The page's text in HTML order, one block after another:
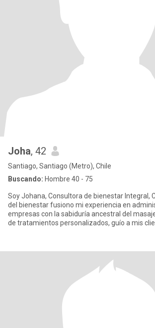
Joha, 42
Santiago, Santiago (Metro), Chile
Buscando: Hombre 40 - 75
Soy Johana, Consultora de bienestar Integral, Como arquitecta
del bienestar fusiono mi experiencia en administración de
empresas con la sabiduría ancestral del
de tratamientos personalizados, guío a mis